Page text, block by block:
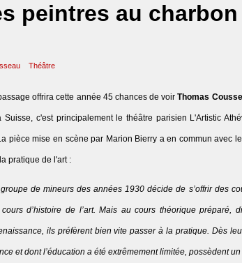
peintres au charbon
Théâtre
offrira cette année 45 chances de voirThomas
Suisse, c'est principalement le théâtre parisien L'Artistic
pièce mise en scène par Marion Bierry a en commun avec
pratique de l'art :
de mineurs des années 1930 décide de s’offrir des
d’histoire de l’art. Mais au cours théorique préparé,
ils préfèrent bien vite passer à la pratique. Dès
et dont l’éducation a été extrêmement limitée, possèdent